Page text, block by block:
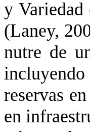
y Variedad
(Laney,
nutre de
reservas
en